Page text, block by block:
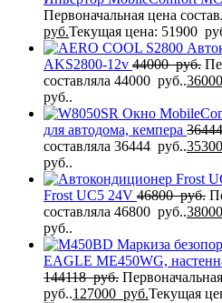
Первоначальная цена
руб.Текущая цена: 51900
AKS2800-12v 44000руб.
составляла 44000 руб..36000
руб..
Окно
для автодома, кемпера
составляла 36444 руб..35300
руб..
Frost UC5 24V 46800руб.
составляла 46800 руб..38000
руб..
Маркиза
EAGLE MЕ450WG,
144118руб.
руб..127000 руб.Текущая